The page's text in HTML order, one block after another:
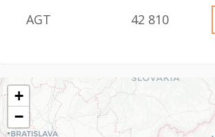
AGT 42 810
+
−